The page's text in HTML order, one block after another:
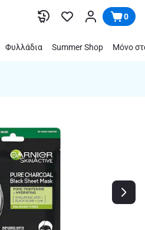
0
Φυλλάδια Summer Shop Μόνο